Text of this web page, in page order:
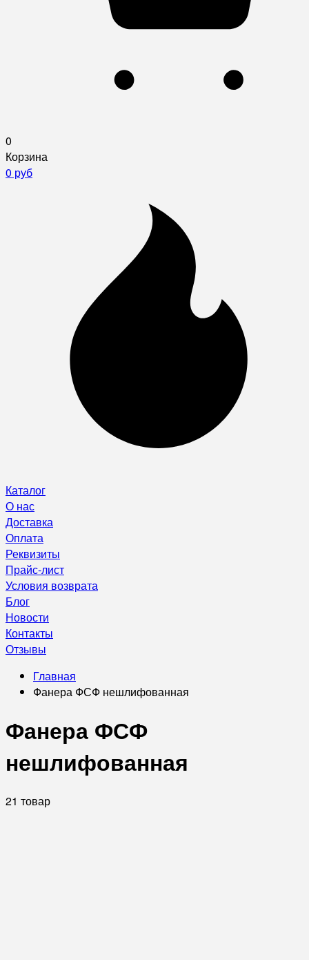
0
Корзина
0 руб
Каталог
О нас
Доставка
Оплата
Реквизиты
Прайс-лист
Условия возврата
Блог
Новости
Контакты
Отзывы
Главная
Фанера ФСФ нешлифованная
Фанера ФСФ
нешлифованная
21 товар